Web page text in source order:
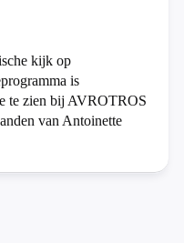
kijk op
is
te zien bij AVROTROS
van Antoinette